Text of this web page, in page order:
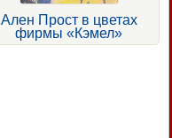
Ален Прост в цветах
фирмы «Кэмел»